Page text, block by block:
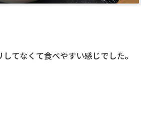
てなくて食べやすい感じでした。